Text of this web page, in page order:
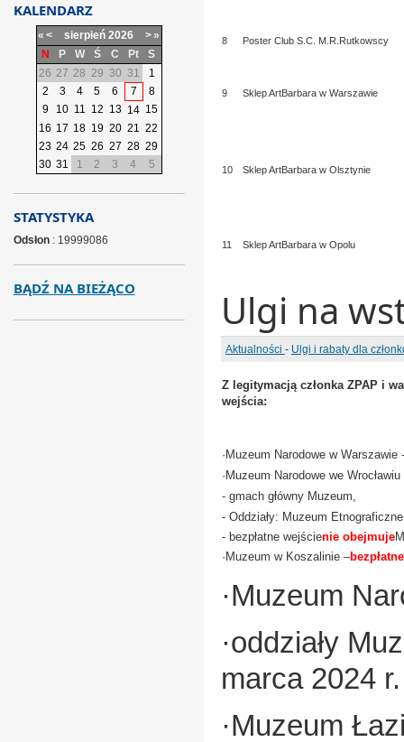
8 Poster Club S.C. M.R.Rutkowscy
9 Sklep ArtBarbara w Warszawie
10 Sklep ArtBarbara w Olsztynie
11 Sklep ArtBarbara w Opolu
Ulgi na
Aktualności - Ulgi i rabaty dla
Z legitymacją członka ZPAP i
wejścia:
· Muzeum Narodowe w Warszawie -
· Muzeum Narodowe we Wrocławiu
- gmach główny Muzeum,
- Oddziały: Muzeum
- bezpłatne wejścienie obejmuje
· Muzeum w Koszalinie –bezpłatne
·Muzeum
·oddziały
marca 2024 r.
·Muzeum
KALENDARZ
« < sierpień 2026 >»
N
P W Ś C Pt
S
26 27 28 29 30 31
1
2
3 4 5 6 7
8
9
10 11 12 13 14 15
16 17 18 19 20 21 22
23 24 25 26 27 28 29
30 31 1 2 3 4 5
STATYSTYKA
Odsłon: 19999086
BĄDŹ NA BIEŻĄCO